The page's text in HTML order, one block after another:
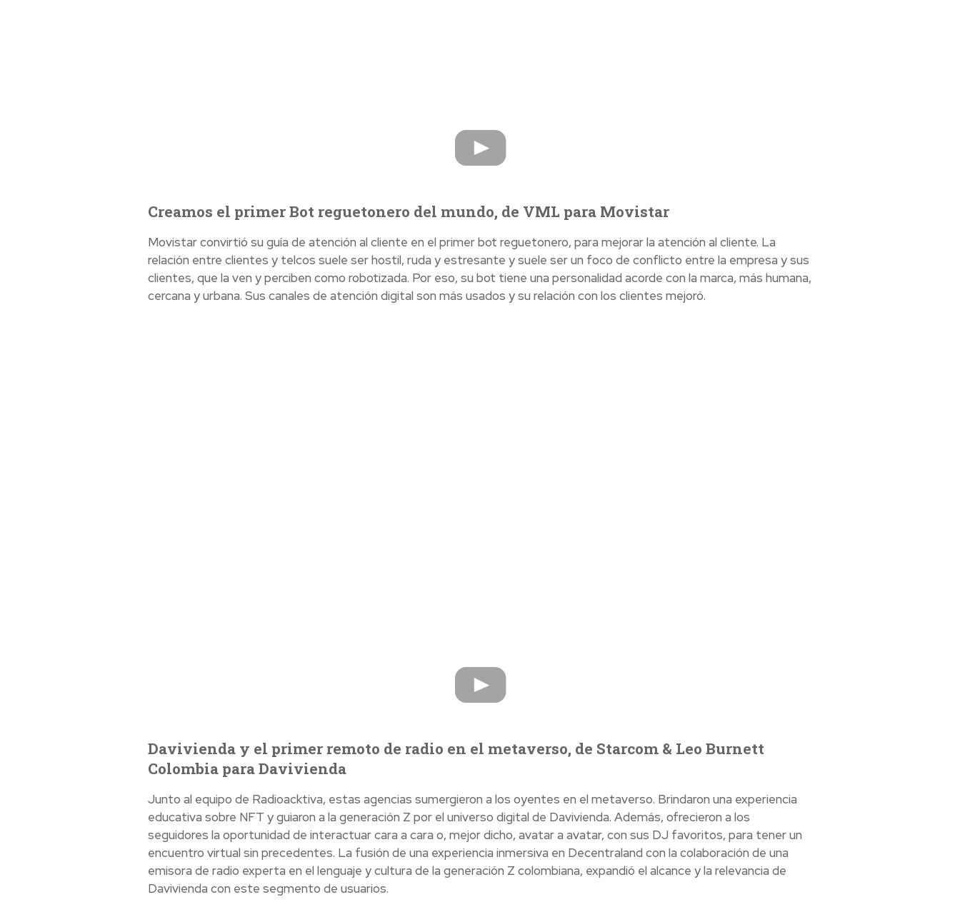
Creamos el primer Bot reguetonero del mundo, de VML para Movistar
Movistar convirtió su guía de atención al cliente en el primer bot reguetonero, para mejorar la atención al cliente. La
relación entre clientes y telcos suele ser hostil, ruda y estresante y suele ser un foco de conflicto entre la empresa y sus
clientes, que la ven y perciben como robotizada. Por eso, su bot tiene una personalidad acorde con la marca, más humana,
cercana y urbana. Sus canales de atención digital son más usados y su relación con los clientes mejoró.
Davivienda y el primer remoto de radio en el metaverso, de Starcom & Leo Burnett
Colombia para Davivienda
Junto al equipo de Radioacktiva, estas agencias sumergieron a los oyentes en el metaverso. Brindaron una experiencia
educativa sobre NFT y guiaron a la generación Z por el universo digital de Davivienda. Además, ofrecieron a los
seguidores la oportunidad de interactuar cara a cara o, mejor dicho, avatar a avatar, con sus DJ favoritos, para tener un
encuentro virtual sin precedentes. La fusión de una experiencia inmersiva en Decentraland con la colaboración de una
emisora de radio experta en el lenguaje y cultura de la generación Z colombiana, expandió el alcance y la relevancia de
Davivienda con este segmento de usuarios.